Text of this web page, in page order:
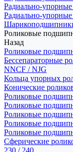
Радиально-
Радиально-
Роликовые
Назад
Роликовые
Бессепараторные
NNCF / NJG
Кольца упорных
Конические
Роликовые
Роликовые
Роликовые
Роликовые
Роликовые
Сферические
230 / 240